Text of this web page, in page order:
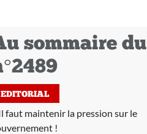
sommaire du
EDITORIAL
faut maintenir la pression sur le
!